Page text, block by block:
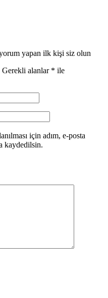
yapan ilk kişi siz olun
Gerekli alanlar * ile
için adım, e-posta
kaydedilsin.